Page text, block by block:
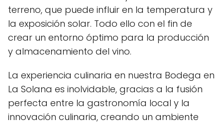
terreno, que puede influir en la temperatura y
la exposición solar. Todo ello con el fin de
crear un entorno óptimo para la producción
y almacenamiento del vino.
La experiencia culinaria en nuestra Bodega en
La Solana es inolvidable, gracias a la fusión
perfecta entre la gastronomía local y la
innovación culinaria, creando un ambiente